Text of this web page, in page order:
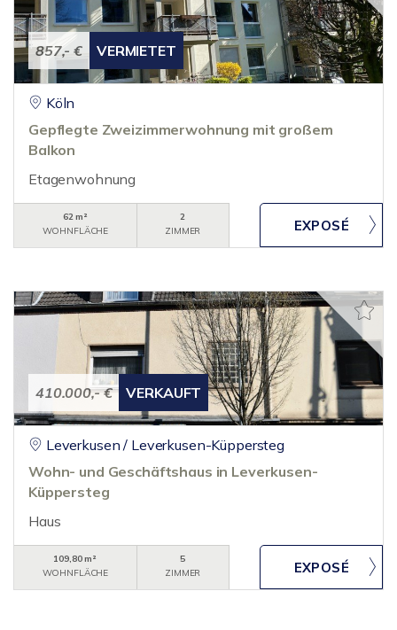
857,- € VERMIETET
Köln
Gepflegte Zweizimmerwohnung mit großem
Balkon
Etagenwohnung
62 m²
WOHNFLÄCHE
2
ZIMMER
410.000,- € VERKAUFT
Leverkusen / Leverkusen-Küppersteg
Wohn- und Geschäftshaus in Leverkusen-
Küppersteg
Haus
109,80 m²
WOHNFLÄCHE
5
ZIMMER